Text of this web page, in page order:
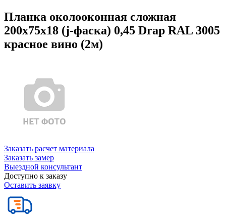
Планка околооконная сложная
200х75х18 (j-фаска) 0,45 Drap RAL 3005
красное вино (2м)
Заказать расчет материала
Заказать замер
Выездной консультант
Доступно к заказу
Оставить заявку